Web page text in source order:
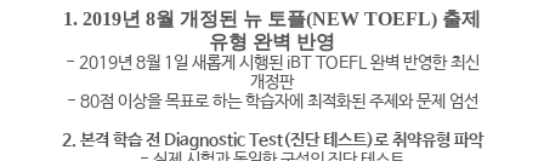
1. 2019년 8월 개정된 뉴 토플(NEW TOEFL) 출제
유형 완벽 반영
- 2019년 8월 1일 새롭게 시행된 iBT TOEFL 완벽 반영한 최신
개정판
- 80점 이상을 목표로 하는 학습자에 최적화된 주제와 문제 엄선
2. 본격 학습 전 Diagnostic Test(진단 테스트)로 취약유형 파악